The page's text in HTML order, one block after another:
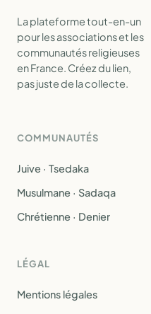
La plateforme tout-en-un
pour les associations et les
communautés religieuses
en France. Créez du lien,
pas juste de la collecte.
COMMUNAUTÉS
Juive · Tsedaka
Musulmane · Sadaqa
Chrétienne · Denier
LÉGAL
Mentions légales